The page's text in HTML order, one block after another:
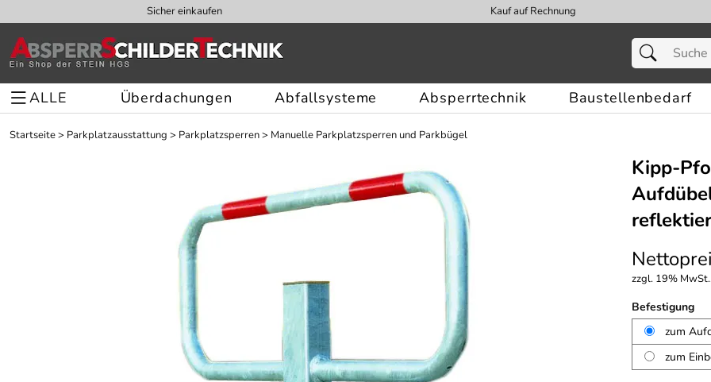
Sicher einkaufen Kauf auf Rechnung
ALLE Überdachungen Abfallsysteme Absperrtechnik Baustellenbedarf
Startseite> Parkplatzausstattung > Parkplatzsperren> Manuelle Parkplatzsperren und Parkbügel
Kipp-
zzgl. 19%
Befestigung
zum
zum